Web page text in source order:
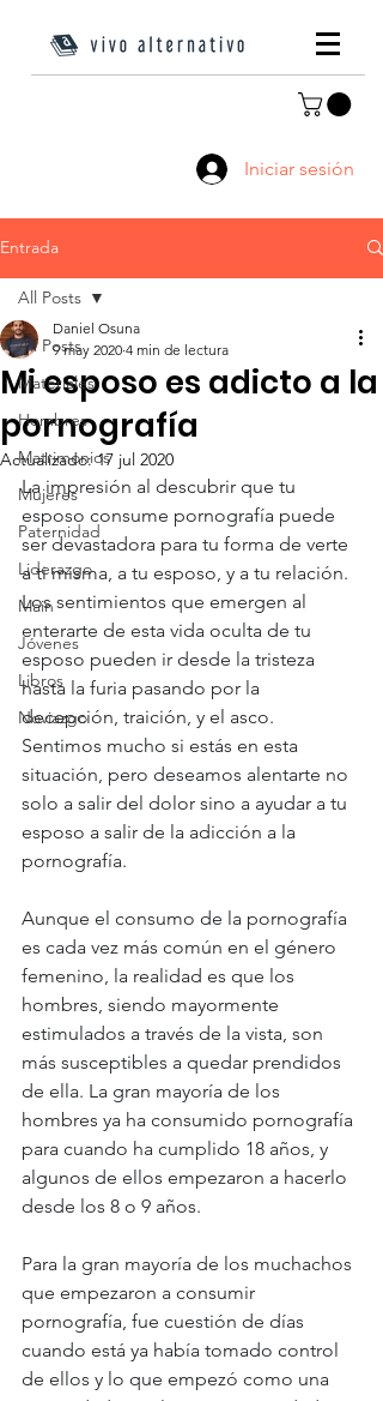
Iniciar sesión
Entrada
All Posts
Materiales
Hombres
Matrimonios
Mujeres
Paternidad
Liderazgo
Main
Jóvenes
Libros
Noviazgo
All Posts
Mi esposo es adicto a la
pornografía
Daniel Osuna
9 may 2020 4 min de lectura
Actualizado:17 jul 2020
La impresión al descubrir que tu
esposo consume pornografía puede
ser devastadora para tu forma de verte
a ti misma, a tu esposo, y a tu relación.
Los sentimientos que emergen al
enterarte de esta vida oculta de tu
esposo pueden ir desde la tristeza
hasta la furia pasando por la
decepción, traición, y el asco.
Sentimos mucho si estás en esta
situación, pero deseamos alentarte no
solo a salir del dolor sino a ayudar a tu
esposo a salir de la adicción a la
pornografía.
Aunque el consumo de la pornografía
es cada vez más común en el género
femenino, la realidad es que los
hombres, siendo mayormente
estimulados a través de la vista, son
más susceptibles a quedar prendidos
de ella. La gran mayoría de los
hombres ya ha consumido pornografía
para cuando ha cumplido 18 años, y
algunos de ellos empezaron a hacerlo
desde los 8 o 9 años.
Para la gran mayoría de los muchachos
que empezaron a consumir
pornografía, fue cuestión de días
cuando está ya había tomado control
de ellos y lo que empezó como una